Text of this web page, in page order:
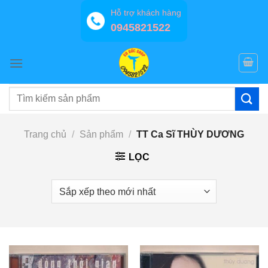
Hỗ trợ khách hàng
0945821522
Tìm
Trang chủ / Sản phẩm / TT Ca Sĩ THÙY DƯƠNG
LỌC